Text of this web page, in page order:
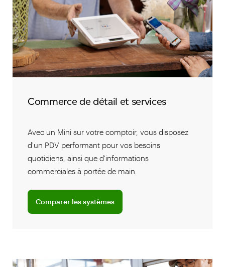
Commerce de détail et services
Avec un Mini sur votre comptoir, vous disposez
d'un PDV performant pour vos besoins
quotidiens, ainsi que d'informations
commerciales à portée de main.
Comparer les systèmes